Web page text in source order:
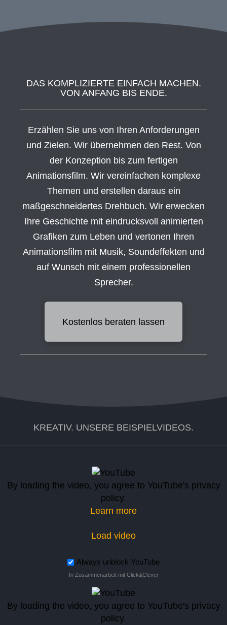
DAS KOMPLIZIERTE EINFACH MACHEN.
VON ANFANG BIS ENDE.
Erzählen Sie uns von Ihren Anforderungen
und Zielen. Wir übernehmen den Rest. Von
der Konzeption bis zum fertigen
Animationsfilm. Wir vereinfachen komplexe
Themen und erstellen daraus ein
maßgeschneidertes Drehbuch. Wir erwecken
Ihre Geschichte mit eindrucksvoll animierten
Grafiken zum Leben und vertonen Ihren
Animationsfilm mit Musik, Soundeffekten und
auf Wunsch mit einem professionellen
Sprecher.
Kostenlos beraten lassen
KREATIV. UNSERE BEISPIELVIDEOS.
By loading the video, you agree to YouTube's privacy
policy.
Learn more
Load video
Always unblock YouTube
In Zusammenarbeit mit Click&Clever
By loading the video, you agree to YouTube's privacy
policy.